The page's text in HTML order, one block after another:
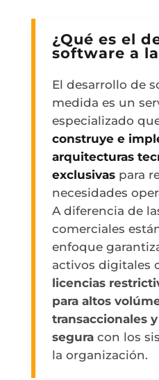
¿Qué es el
software a
El desarrollo de
medida es un
especializado
construye e
arquitecturas
exclusivaspara
necesidades
A diferencia de
comerciales
enfoque
activos digitales
licencias
para altos
transaccionales
seguracon los
la organización.